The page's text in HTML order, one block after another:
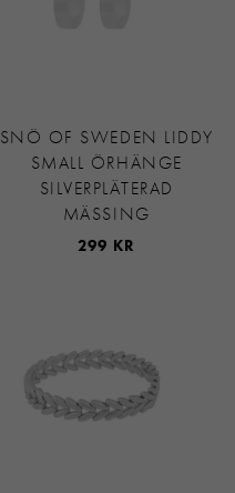
SNÖ OF SWEDEN LIDDY
SMALL ÖRHÄNGE
SILVERPLÄTERAD
MÄSSING
299 KR